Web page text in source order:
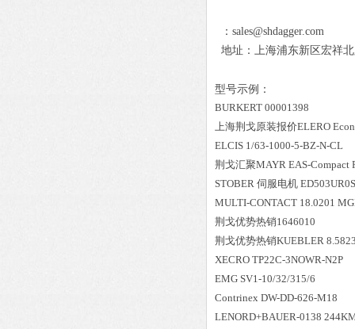
：sales@shdagger.com
地址：上海浦东新区宏祥
型号示例：
BURKERT 00001398
上海荆戈原装报价ELERO
ELCIS 1/63-1000-5-BZ-N-CL
荆戈汇聚MAYR EAS-Compact
STOBER 伺服电机
MULTI-CONTACT 18.0201
荆戈优势热销1646010
荆戈优势热销KUEBLER
XECRO TP22C-3NOWR-N2P
EMG SV1-10/32/315/6
Contrinex DW-DD-626-M18
LENORD+BAUER-0138